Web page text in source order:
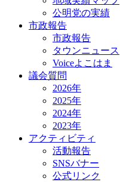
公明党の実績
市政報告
市政報告
タウンニュース
Voiceよこはま
議会質問
2026年
2025年
2024年
2023年
アクティビティ
活動報告
SNSバナー
公式リンク